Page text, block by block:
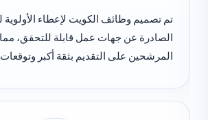
تم تصميم وظائف الكويت لإعطاء الأولوية للإعلانات
الصادرة عن جهات عمل قابلة للتحقق، مما يساعد
المرشحين على التقديم بثقة أكبر وتوقعات أوضح.